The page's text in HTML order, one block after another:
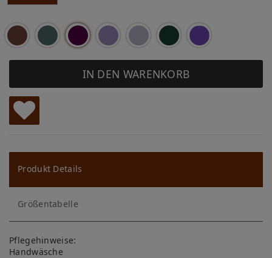
IN DEN WARENKORB
W
u
ns
ch
lis
te
Produkt Details
Größentabelle
Pflegehinweise:
Handwäsche